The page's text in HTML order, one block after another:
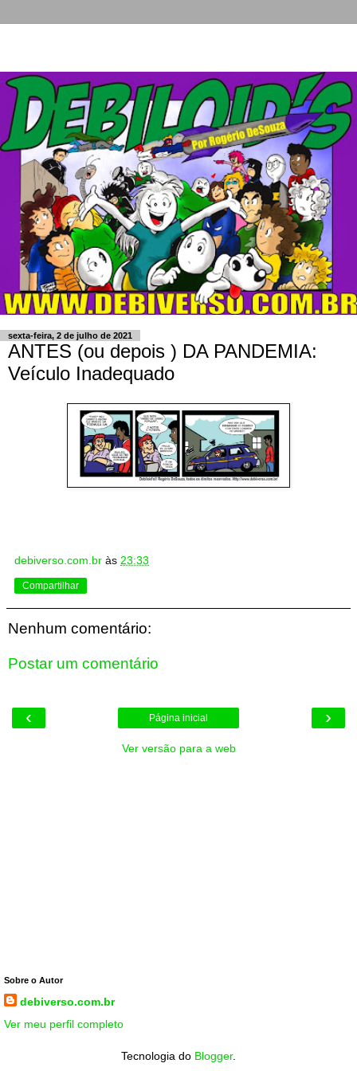
sexta-feira, 2 de julho de 2021
ANTES (ou depois ) DA PANDEMIA:
Veículo Inadequado
debiverso.com.br às 23:33
Compartilhar
Nenhum comentário:
Postar um comentário
‹ ›
Página inicial
Ver versão para a web
Sobre o Autor
debiverso.com.br
Ver meu perfil completo
Tecnologia do Blogger.